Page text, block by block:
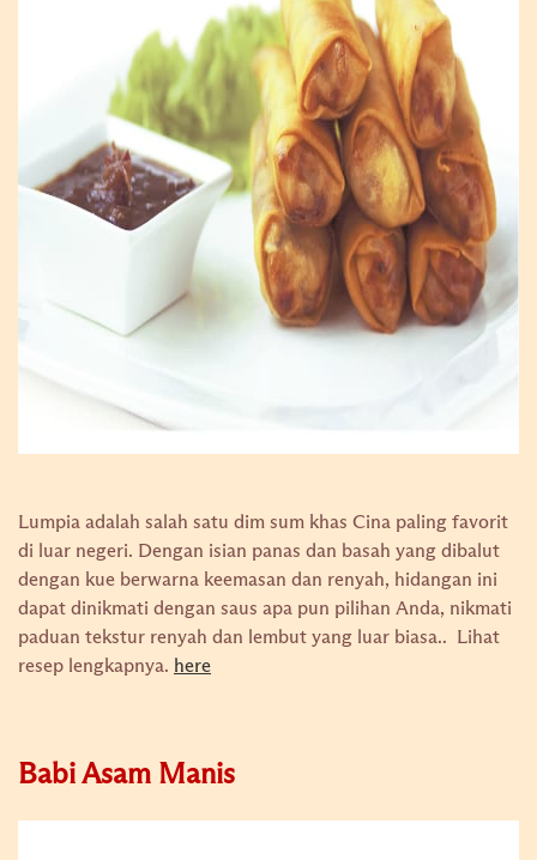
Lumpia adalah salah satu dim sum khas Cina paling favorit
di luar negeri. Dengan isian panas dan basah yang dibalut
dengan kue berwarna keemasan dan renyah, hidangan ini
dapat dinikmati dengan saus apa pun pilihan Anda, nikmati
paduan tekstur renyah dan lembut yang luar biasa..
Lihat
resep lengkapnya. here
Babi Asam Manis